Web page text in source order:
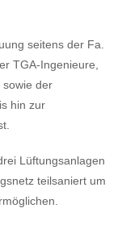
seitens der Fa.
TGA-Ingenieure,
sowie der
hin zur
Lüftungsanlagen
teilsaniert um